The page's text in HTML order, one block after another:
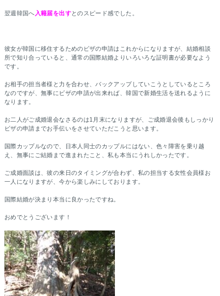
翌週韓国へ入籍届を出すとのスピード感でした。
彼女が韓国に移住するためのビザの申請はこれからになりますが、結婚相談
所で知り合っていると、通常の国際結婚よりいろいろな証明書が必要なよう
です。
お相手の担当者様と力を合わせ、バックアップしていこうとしているところ
なのですが、無事にビザの申請が出来れば、韓国で新婚生活を送れるように
なります。
お二人がご成婚退会なさるのは1月末になりますが、ご成婚退会後もしっかり
ビザの申請までお手伝いをさせていただこうと思います。
国際カップルなので、日本人同士のカップルにはない、色々障害を乗り越
え、無事にご結婚まで進まれたこと、私も本当にうれしかったです。
ご成婚面談は、彼の来日のタイミングが合わず、私の担当する女性会員様お
一人になりますが、今から楽しみにしております。
国際結婚が決まり本当に良かったですね。
おめでとうございます！